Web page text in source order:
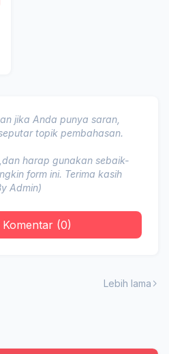
jika Anda punya saran,
topik pembahasan.
harap gunakan sebaik-
form ini. Terima kasih
Admin)
Komentar (0)
Lebih lama